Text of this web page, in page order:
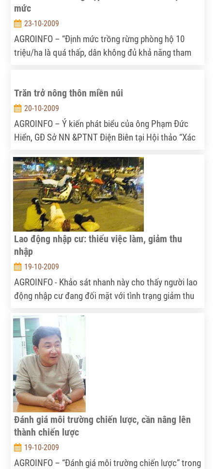
mức
23-10-2009
AGROINFO – “Định mức trồng rừng phòng hộ 10
triệu/ha là quá thấp, dân không đủ khả năng tham
Trăn trở nông thôn miền núi
20-10-2009
AGROINFO – Ý kiến phát biểu của ông Phạm Đức
Hiển, GĐ Sở NN &PTNT Điện Biên tại Hội thảo “Xác
2010 tại vùng núi phía bắc”
Lao động nhập cư: thiếu việc làm, giảm thu
nhập
19-10-2009
AGROINFO - Khảo sát nhanh này cho thấy người lao
động nhập cư đang đối mặt với tình trạng giảm thu
nghề và khu công nghiệp được khảo sát đang quay
lại quê nhà.
Đánh giá môi trường chiến lược, cần nâng lên
thành chiến lược
19-10-2009
AGROINFO – “Đánh giá môi trường chiến lược” trong